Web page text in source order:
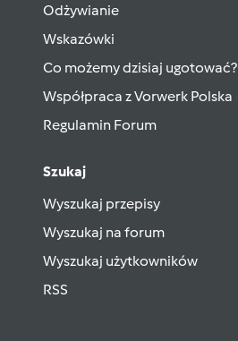
Odżywianie
Wskazówki
Co możemy dzisiaj ugotować?
Współpraca z Vorwerk Polska
Regulamin Forum
Szukaj
Wyszukaj przepisy
Wyszukaj na forum
Wyszukaj użytkowników
RSS